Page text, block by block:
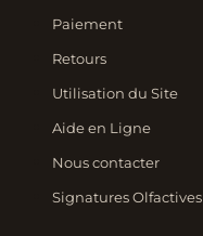
Paiement
Retours
Utilisation du Site
Aide en Ligne
Nous contacter
Signatures Olfactives